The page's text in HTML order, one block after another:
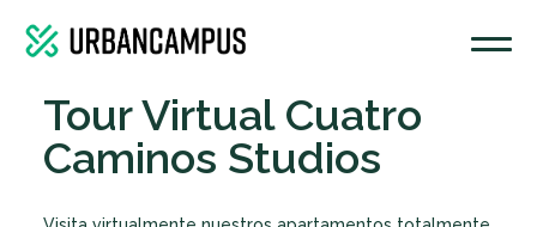
Tour Virtual Cuatro
Caminos Studios